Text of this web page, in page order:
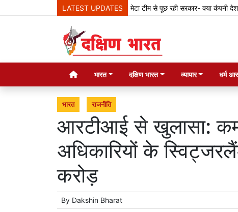
LATEST UPDATESमेटा टीम से पूछ रही सरकार- क्या कंपनी देश के
भारत दक्षिण भारत व्यापार धर्म
भारत राजनीति
आरटीआई से खुलासा:
अधिकारियों के
करोड़
By Dakshin Bharat